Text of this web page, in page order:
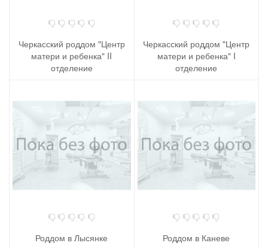
Черкасский роддом "Центр
матери и ребенка" II
отделение
Черкасский роддом "Центр
матери и ребенка" I
отделение
Роддом в Лысянке Роддом в Каневе